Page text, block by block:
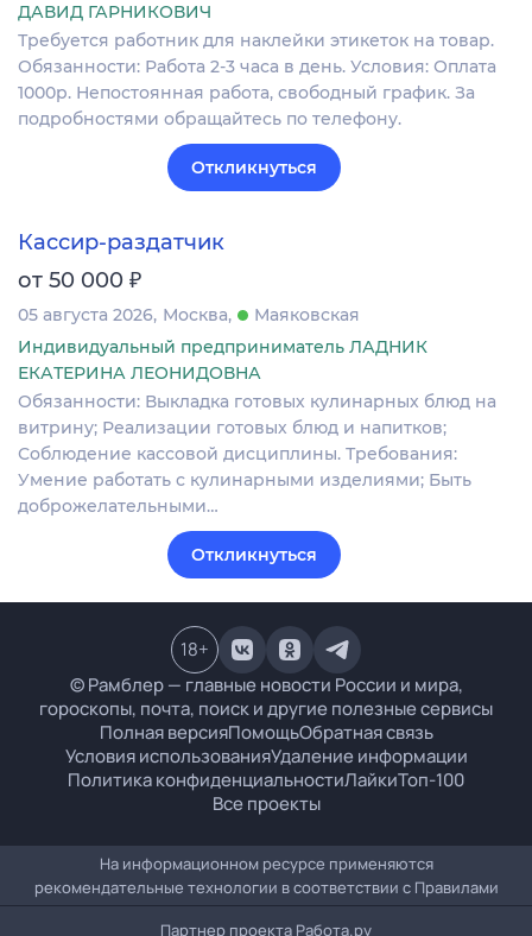
ДАВИД ГАРНИКОВИЧ
Требуется работник для наклейки этикеток на товар.
Обязанности: Работа 2-3 часа в день. Условия: Оплата
1000р. Непостоянная работа, свободный график. За
подробностями обращайтесь по телефону.
Откликнуться
Кассир-раздатчик
от 50 000 ₽
05 августа 2026 Москва
Маяковская
Индивидуальный предприниматель ЛАДНИК
ЕКАТЕРИНА ЛЕОНИДОВНА
Обязанности: Выкладка готовых кулинарных блюд на
витрину; Реализации готовых блюд и напитков;
Соблюдение кассовой дисциплины. Требования:
Умение работать с кулинарными изделиями; Быть
доброжелательными…
Откликнуться
© Рамблер — главные новости России и мира,
гороскопы, почта, поиск и другие полезные сервисы
Полная версияПомощьОбратная связь
Условия использованияУдаление информации
Политика конфиденциальностиЛайкиТоп-100
Все проекты
18+
На информационном ресурсе применяются
рекомендательные технологии в соответствии с Правилами
Партнер проекта Работа.ру